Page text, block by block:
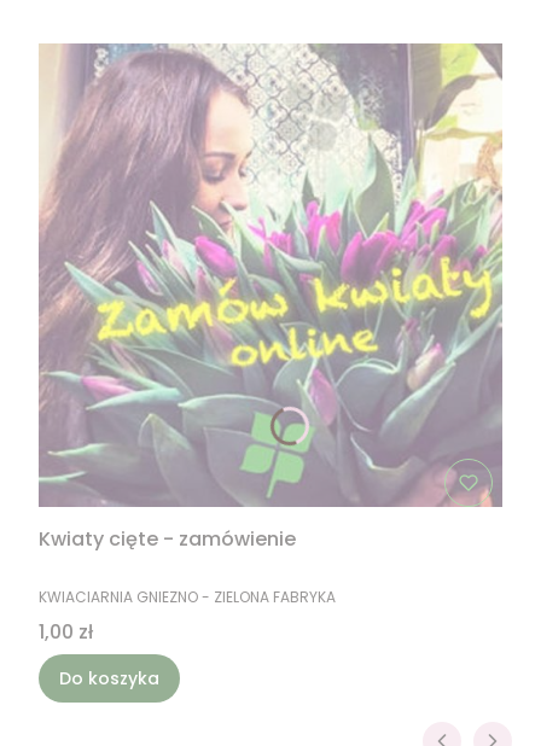
Kwiaty cięte - zamówienie
PRODUCENT
KWIACIARNIA GNIEZNO - ZIELONA FABRYKA
Cena
1,00 zł
Do koszyka